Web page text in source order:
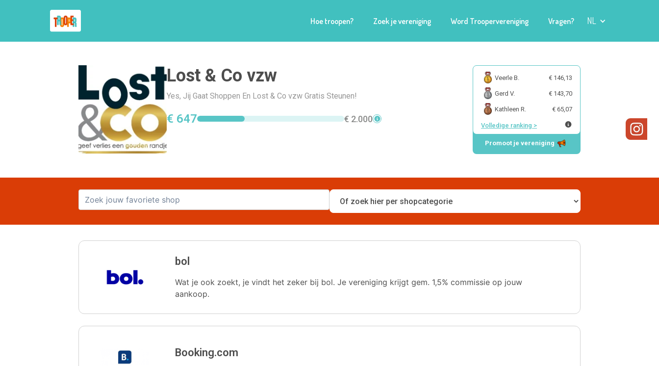
Hoe troopen? Zoek je vereniging Word Troopervereniging Vragen? NL
Lost & Co vzw
Yes, Jij Gaat Shoppen En Lost & Co vzw Gratis Steunen!
€ 647 € 2.000
Veerle B. € 146,13
Gerd V. € 143,70
Kathleen R. € 65,07
Volledige ranking >
Promoot je vereniging
bol
Wat je ook zoekt, je vindt het zeker bij bol. Je vereniging krijgt gem. 1,5% commissie op jouw
aankoop.
Booking.com